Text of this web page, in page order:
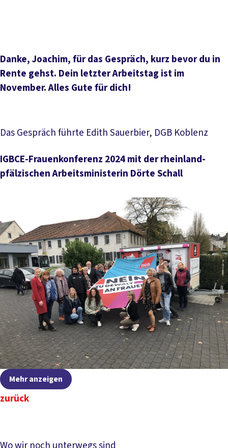
Danke, Joachim, für das Gespräch, kurz bevor du in
Rente gehst. Dein letzter Arbeitstag ist im
November. Alles Gute für dich!
Das Gespräch führte Edith Sauerbier, DGB Koblenz
IGBCE-Frauenkonferenz 2024 mit der rheinland-
pfälzischen Arbeitsministerin Dörte Schall
Mehr anzeigen
zurück